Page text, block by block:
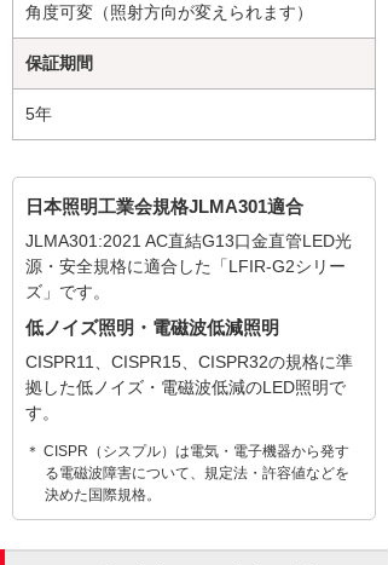
角度可変（照射方向が変えられます）
保証期間
5年
日本照明工業会規格JLMA301適合
JLMA301:2021 AC直結G13口金直管LED光
源・安全規格に適合した「LFIR-G2シリー
ズ」です。
低ノイズ照明・電磁波低減照明
CISPR11、CISPR15、CISPR32の規格に準
拠した低ノイズ・電磁波低減のLED照明で
す。
＊ CISPR（シスプル）は電気・電子機器から発す
る電磁波障害について、規定法・許容値などを
決めた国際規格。